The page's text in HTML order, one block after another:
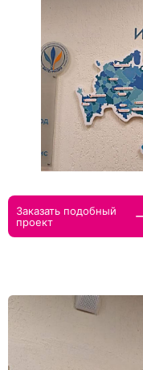
Заказать подобный
проект
Прикрепить макеты
Как с вами
Телефон
Нажимая кнопку
обработку
конфиденциальности
Нажимая на кнопку,
информационных и
Оставить